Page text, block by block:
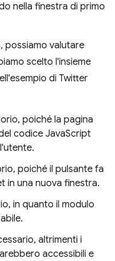
nella finestra di primo
possiamo valutare
scelto l'insieme
di Twitter
poiché la pagina
codice JavaScript
poiché il pulsante fa
in una nuova finestra.
in quanto il modulo
altrimenti i
accessibili e